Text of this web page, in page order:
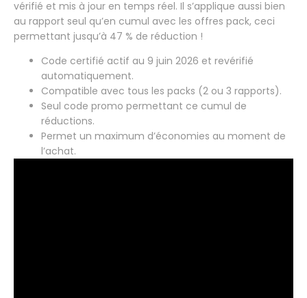
vérifié et mis à jour en temps réel. Il s’applique aussi bien
au rapport seul qu’en cumul avec les offres pack, ceci
permettant jusqu’à 47 % de réduction !
Code certifié actif au 9 juin 2026 et revérifié
automatiquement.
Compatible avec tous les packs (2 ou 3 rapports).
Seul code promo permettant ce cumul de
réductions.
Permet un maximum d’économies au moment de
l’achat.